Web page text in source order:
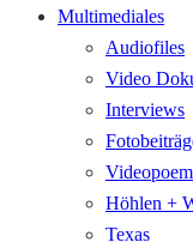
Multimediales
Audiofiles
Video
Interviews
Höhlen +
Texas